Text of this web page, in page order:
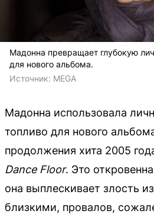
Мадонна превращает глубокую
для нового альбома.
Источник: MEGA
Мадонна использовала
топливо для нового
продолжения хита 2005
Dance Floor. Это
она выплескивает злость
близкими, провалов,